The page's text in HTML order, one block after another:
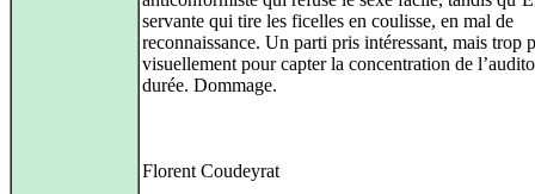
servante qui tire les ficelles en coulisse, en mal de
reconnaissance. Un parti pris intéressant, mais trop
visuellement pour capter la concentration de
durée. Dommage.
Florent Coudeyrat